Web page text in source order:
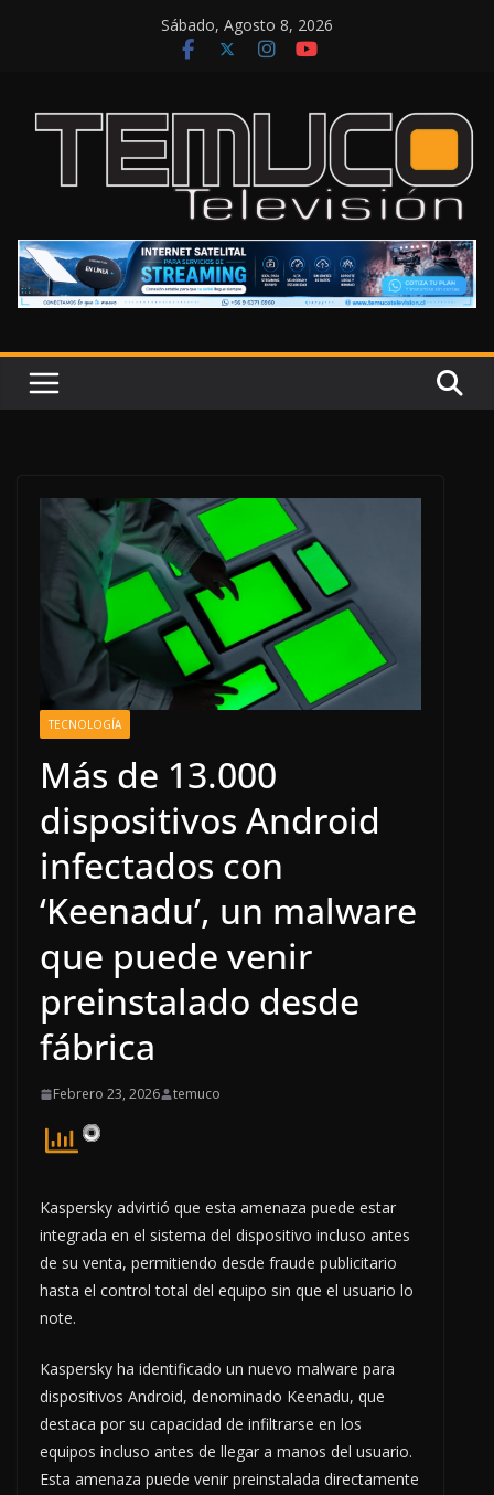
Sábado, Agosto 8, 2026
TECNOLOGÍA
Más de 13.000
dispositivos Android
infectados con
‘Keenadu’, un malware
que puede venir
preinstalado desde
fábrica
Febrero 23, 2026 temuco
Kaspersky advirtió que esta amenaza puede estar
integrada en el sistema del dispositivo incluso antes
de su venta, permitiendo desde fraude publicitario
hasta el control total del equipo sin que el usuario lo
note.
Kaspersky ha identificado un nuevo malware para
dispositivos Android, denominado Keenadu, que
destaca por su capacidad de infiltrarse en los
equipos incluso antes de llegar a manos del usuario.
Esta amenaza puede venir preinstalada directamente